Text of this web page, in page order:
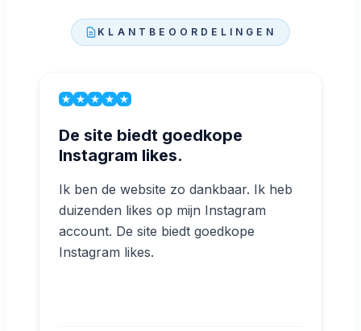
KLANTBEOORDELINGEN
De site biedt goedkope
Instagram likes.
Ik ben de website zo dankbaar. Ik heb
duizenden likes op mijn Instagram
account. De site biedt goedkope
Instagram likes.